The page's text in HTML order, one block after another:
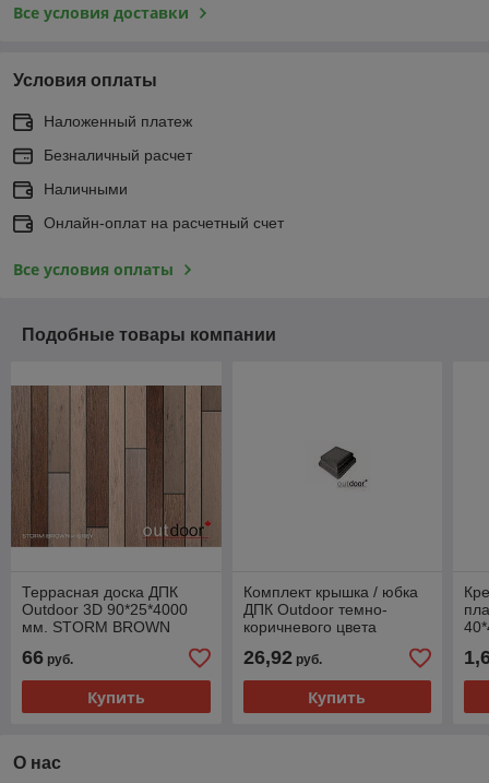
Все условия доставки
Условия оплаты
Наложенный платеж
Безналичный расчет
Наличными
Онлайн-оплат на расчетный счет
Все условия оплаты
Подобные товары компании
Террасная доска ДПК
Outdoor 3D 90*25*4000
мм. STORM BROWN
66 руб.
Купить
Комплект крышка / юбка
ДПК Outdoor темно-
коричневого цвета
26,92руб.
Купить
О нас